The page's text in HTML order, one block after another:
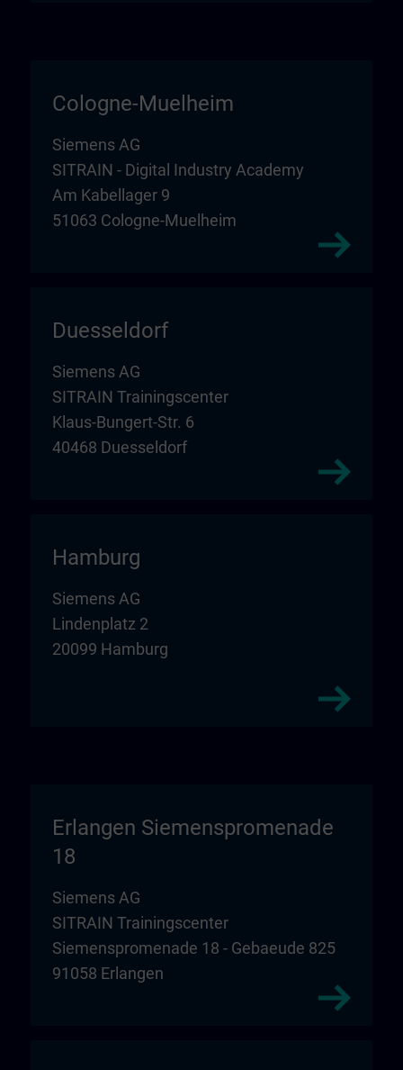
Cologne-Muelheim
Siemens AG
SITRAIN - Digital Industry Academy
Am Kabellager 9
51063 Cologne-Muelheim
Duesseldorf
Siemens AG
SITRAIN Trainingscenter
Klaus-Bungert-Str. 6
40468 Duesseldorf
Hamburg
Siemens AG
Lindenplatz 2
20099 Hamburg
Erlangen Siemenspromenade
18
Siemens AG
SITRAIN Trainingscenter
Siemenspromenade 18 - Gebaeude 825
91058 Erlangen